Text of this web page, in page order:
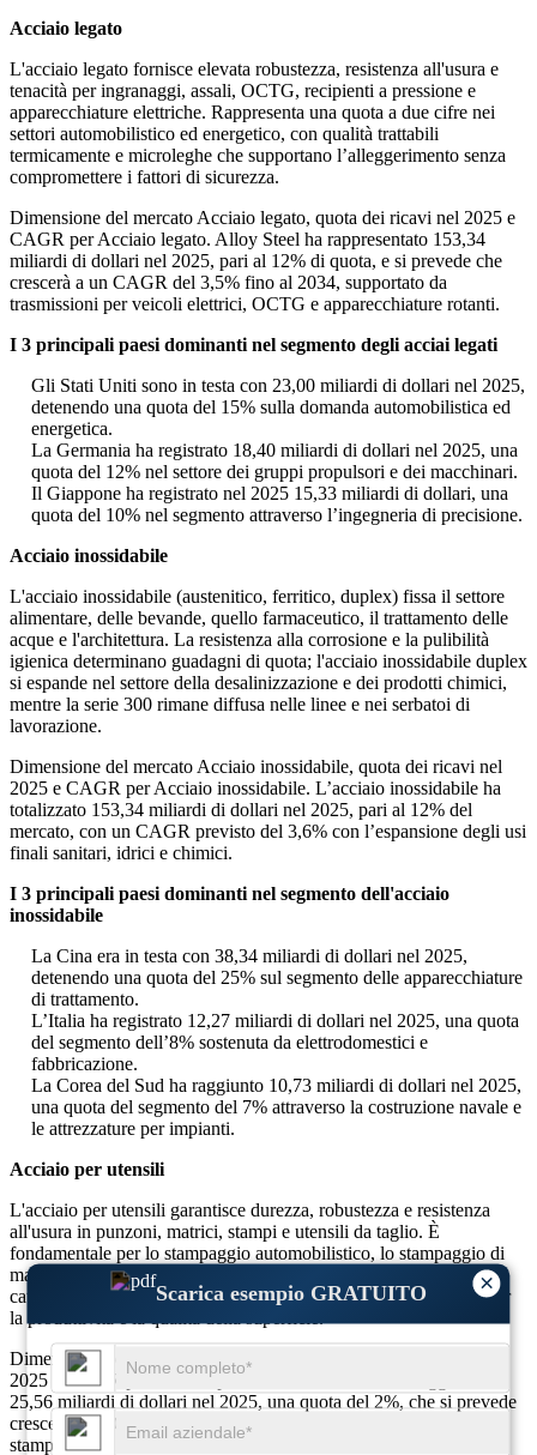
×
Scarica esempio GRATUITO
Acciaio legato
L'acciaio legato fornisce elevata robustezza, resistenza all'usura e
tenacità per ingranaggi, assali, OCTG, recipienti a pressione e
apparecchiature elettriche. Rappresenta una quota a due cifre nei
settori automobilistico ed energetico, con qualità trattabili
termicamente e microleghe che supportano l’alleggerimento senza
compromettere i fattori di sicurezza.
Dimensione del mercato Acciaio legato, quota dei ricavi nel 2025 e
CAGR per Acciaio legato. Alloy Steel ha rappresentato 153,34
miliardi di dollari nel 2025, pari al 12% di quota, e si prevede che
crescerà a un CAGR del 3,5% fino al 2034, supportato da
trasmissioni per veicoli elettrici, OCTG e apparecchiature rotanti.
I 3 principali paesi dominanti nel segmento degli acciai legati
Gli Stati Uniti sono in testa con 23,00 miliardi di dollari nel 2025,
detenendo una quota del 15% sulla domanda automobilistica ed
energetica.
La Germania ha registrato 18,40 miliardi di dollari nel 2025, una
quota del 12% nel settore dei gruppi propulsori e dei macchinari.
Il Giappone ha registrato nel 2025 15,33 miliardi di dollari, una
quota del 10% nel segmento attraverso l’ingegneria di precisione.
Acciaio inossidabile
L'acciaio inossidabile (austenitico, ferritico, duplex) fissa il settore
alimentare, delle bevande, quello farmaceutico, il trattamento delle
acque e l'architettura. La resistenza alla corrosione e la pulibilità
igienica determinano guadagni di quota; l'acciaio inossidabile duplex
si espande nel settore della desalinizzazione e dei prodotti chimici,
mentre la serie 300 rimane diffusa nelle linee e nei serbatoi di
lavorazione.
Dimensione del mercato Acciaio inossidabile, quota dei ricavi nel
2025 e CAGR per Acciaio inossidabile. L’acciaio inossidabile ha
totalizzato 153,34 miliardi di dollari nel 2025, pari al 12% del
mercato, con un CAGR previsto del 3,6% con l’espansione degli usi
finali sanitari, idrici e chimici.
I 3 principali paesi dominanti nel segmento dell'acciaio
inossidabile
La Cina era in testa con 38,34 miliardi di dollari nel 2025,
detenendo una quota del 25% sul segmento delle apparecchiature
di trattamento.
L’Italia ha registrato 12,27 miliardi di dollari nel 2025, una quota
del segmento dell’8% sostenuta da elettrodomestici e
fabbricazione.
La Corea del Sud ha raggiunto 10,73 miliardi di dollari nel 2025,
una quota del segmento del 7% attraverso la costruzione navale e
le attrezzature per impianti.
Acciaio per utensili
L'acciaio per utensili garantisce durezza, robustezza e resistenza
all'usura in punzoni, matrici, stampi e utensili da taglio. È
fondamentale per lo stampaggio automobilistico, lo stampaggio di
materie plastiche e la lavorazione meccanica di precisione, con le
categorie di lavorazione a caldo e ad alta velocità fondamentali per
la produttività e la qualità della superficie.
Dimensione del mercato Acciaio per utensili, quota dei ricavi nel
2025 e CAGR per Acciaio per utensili. Tool Steel ha raggiunto i
25,56 miliardi di dollari nel 2025, una quota del 2%, che si prevede
crescerà a un CAGR del 3,1% sulle spese in conto capitale per
stampi/matrici e sull'intensità di lavorazione.